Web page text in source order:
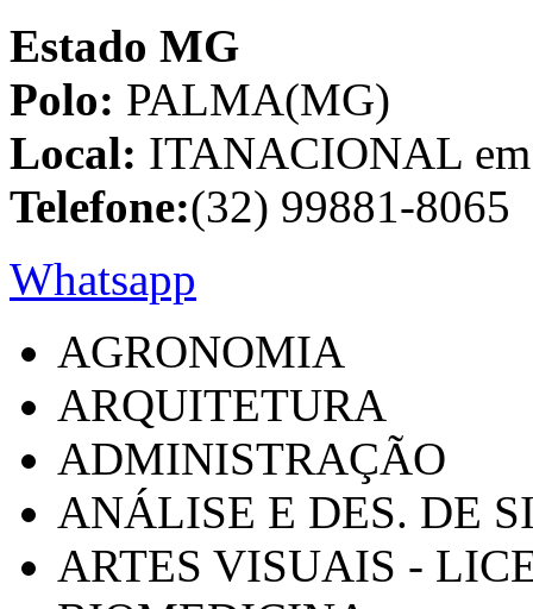
Estado MG
Polo: PALMA(MG)
Local: ITANACIONAL
Telefone:(32) 99881-8065
Whatsapp
AGRONOMIA
ARQUITETURA
ADMINISTRAÇÃO
ANÁLISE E DES. DE
ARTES VISUAIS -